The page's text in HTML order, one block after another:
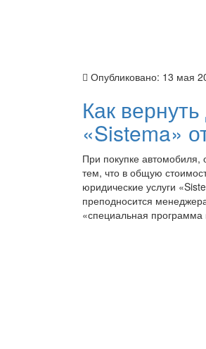
Опубликовано: 13 мая
Как
«Sistema»
При покупке автомобиля,
тем, что в общую
юридические услуги
преподносится
«специальная программа